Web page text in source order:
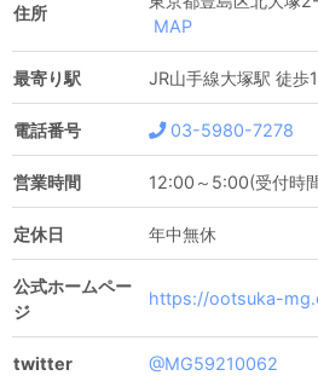
住所
MAP
最寄り駅 JR山手線大塚駅 徒歩
電話番号 03-5980-7278
営業時間 12:00～5:00(受付時
定休日 年中無休
公式ホームペー
ジ
https://ootsuka-
twitter @MG59210062